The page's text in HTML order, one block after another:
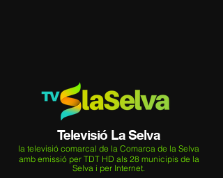
Televisió La Selva
la televisió comarcal de la Comarca de la Selva
amb emissió per TDT HD als 28 municipis de la
Selva i per Internet.